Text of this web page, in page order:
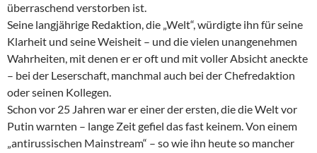
überraschend verstorben ist.
Seine langjährige Redaktion, die „Welt“, würdigte ihn für seine
Klarheit und seine Weisheit – und die vielen unangenehmen
Wahrheiten, mit denen er er oft und mit voller Absicht aneckte
– bei der Leserschaft, manchmal auch bei der Chefredaktion
oder seinen Kollegen.
Schon vor 25 Jahren war er einer der ersten, die die Welt vor
Putin warnten – lange Zeit gefiel das fast keinem. Von einem
„antirussischen Mainstream“ – so wie ihn heute so mancher